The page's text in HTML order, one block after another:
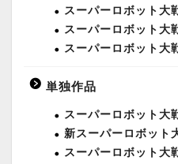
スーパーロボット大
スーパーロボット大
スーパーロボット大
単独作品
スーパーロボット大
新スーパーロボット
スーパーロボット大